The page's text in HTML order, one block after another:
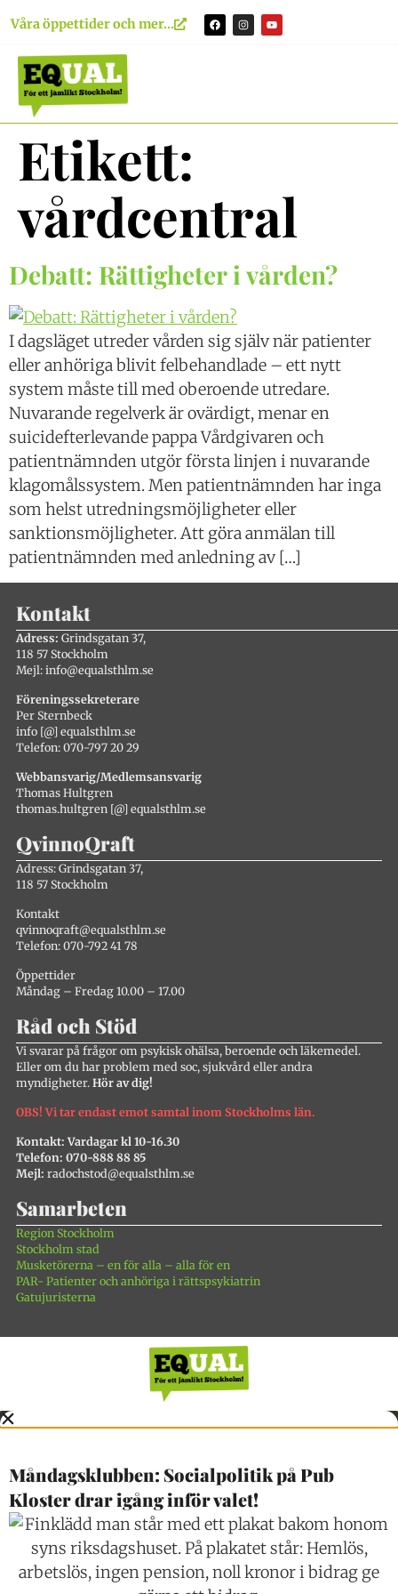
content
Våra öppettider och mer...
Etikett:
vårdcentral
Debatt: Rättigheter i vården?
I dagsläget utreder vården sig själv när patienter
eller anhöriga blivit felbehandlade – ett nytt
system måste till med oberoende utredare.
Nuvarande regelverk är ovärdigt, menar en
suicidefterlevande pappa Vårdgivaren och
patientnämnden utgör första linjen i nuvarande
klagomålssystem. Men patientnämnden har inga
som helst utredningsmöjligheter eller
sanktionsmöjligheter. Att göra anmälan till
patientnämnden med anledning av […]
Kontakt
Adress: Grindsgatan 37,
118 57 Stockholm
Mejl: info@equalsthlm.se
Föreningssekreterare
Per Sternbeck
info [@] equalsthlm.se
Telefon: 070-797 20 29
Webbansvarig/Medlemsansvarig
Thomas Hultgren
thomas.hultgren [@] equalsthlm.se
QvinnoQraft
Adress: Grindsgatan 37,
118 57 Stockholm
Kontakt
qvinnoqraft@equalsthlm.se
Telefon: 070-792 41 78
Öppettider
Måndag – Fredag 10.00 – 17.00
Råd och Stöd
Vi svarar på frågor om psykisk ohälsa, beroende och läkemedel.
Eller om du har problem med soc, sjukvård eller andra
myndigheter. Hör av dig!
OBS! Vi tar endast emot samtal inom Stockholms län.
Kontakt: Vardagar kl 10-16.30
Telefon: 070-888 88 85
Mejl: radochstod@equalsthlm.se
Samarbeten
Region Stockholm
Stockholm stad
Musketörerna – en för alla – alla för en
PAR- Patienter och anhöriga i rättspsykiatrin
Gatujuristerna
Måndagsklubben: Socialpolitik på Pub
Kloster drar igång inför valet!